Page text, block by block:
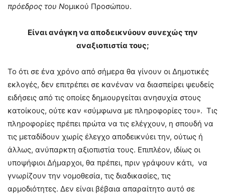
πρόεδρος του Νομικού Προσώπου.
Είναι ανάγκη να αποδεικνύουν συνεχώς την
αναξιοπιστία τους;
Το ότι σε ένα χρόνο από σήμερα θα γίνουν οι Δημοτικές
εκλογές, δεν επιτρέπει σε κανέναν να διασπείρει ψευδείς
ειδήσεις από τις οποίες δημιουργείται ανησυχία στους
κατοίκους, ούτε καν «σύμφωνα με πληροφορίες του». Τις
πληροφορίες πρέπει πρώτα να τις ελέγχουν, η σπουδή να
τις μεταδίδουν χωρίς έλεγχο αποδεικνύει την, ούτως ή
άλλως, ανύπαρκτη αξιοπιστία τους. Επιπλέον, ιδίως οι
υποψήφιοι Δήμαρχοι, θα πρέπει, πριν γράψουν κάτι, να
γνωρίζουν την νομοθεσία, τις διαδικασίες, τις
αρμοδιότητες. Δεν είναι βέβαια απαραίτητο αυτό σε